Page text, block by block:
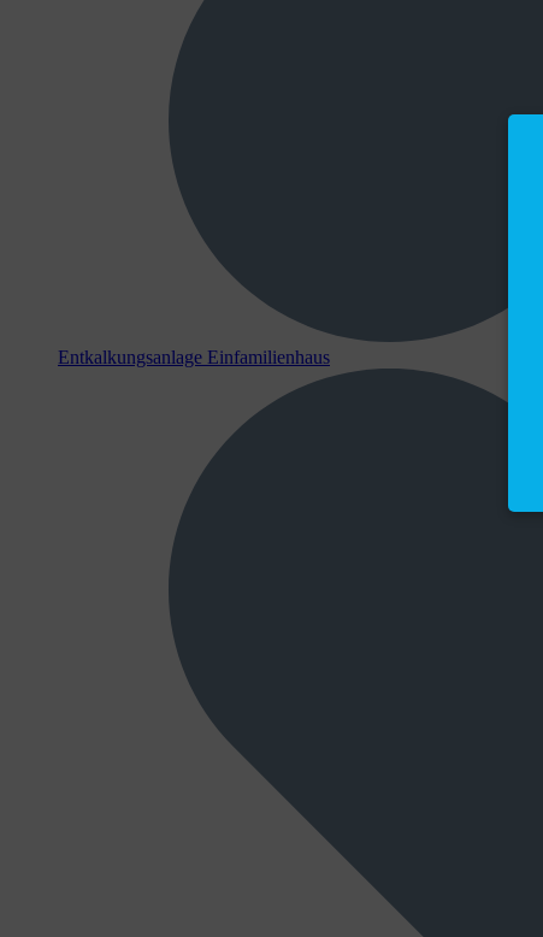
Entkalkungsanlage Einfamilienhaus